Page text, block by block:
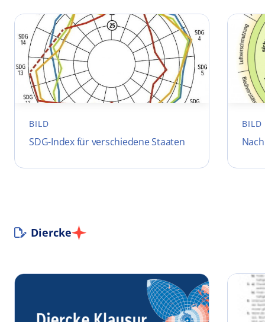
BILD
SDG-Index für verschiedene Staaten
BILD
Diercke